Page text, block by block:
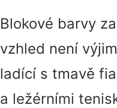
Blokové barvy
vzhled není
ladící s tmavě
a ležérními